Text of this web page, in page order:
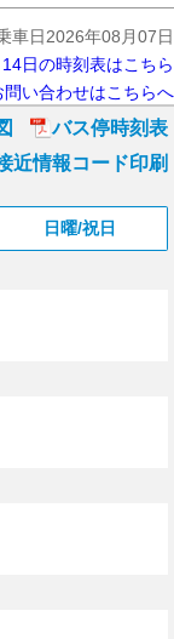
車日2026年08月07日
日の時刻表はこちら
問い合わせはこちらへ
バス停時刻表
近情報コード印刷
日曜/祝日